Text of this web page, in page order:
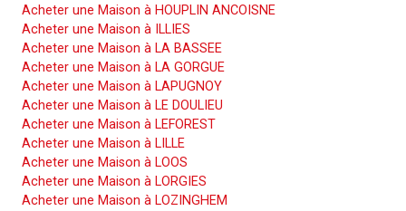
Acheter une Maison à HOUPLIN ANCOISNE
Acheter une Maison à ILLIES
Acheter une Maison à LA BASSEE
Acheter une Maison à LA GORGUE
Acheter une Maison à LAPUGNOY
Acheter une Maison à LE DOULIEU
Acheter une Maison à LEFOREST
Acheter une Maison à LILLE
Acheter une Maison à LOOS
Acheter une Maison à LORGIES
Acheter une Maison à LOZINGHEM